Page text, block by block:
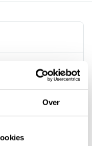
Over
fabric, 2 sides PVC